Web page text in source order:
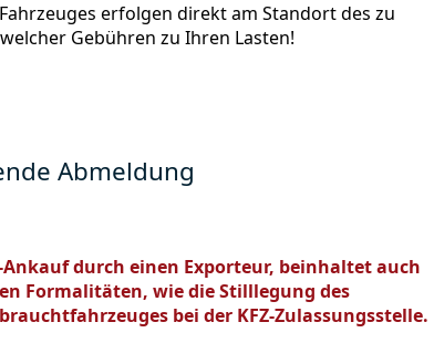
erfolgen direkt am Standort des zu
Gebühren zu Ihren Lasten!
Abmeldung
Ankauf durch einen Exporteur, beinhaltet auch
Formalitäten, wie die Stilllegung des
bei der KFZ-Zulassungsstelle.